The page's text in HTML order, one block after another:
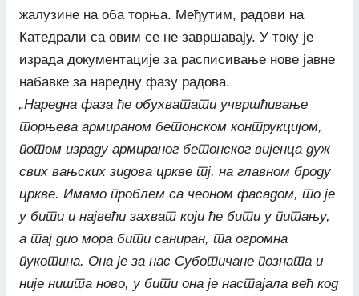
жалузине на оба торња. Међутим, радови на
Катедрали са овим се не завршавају. У току је
израда документације за расписивање нове јавне
набавке за наредну фазу радова.
„Наредна фаза ће обухватати учвршћивање
торњева армираном бетонском контрукцијом,
потом израду армираног бетонског вијенца дуж
свих вањских зидова цркве тј. на главном броду
цркве. Имамо проблем са чеоном фасадом, то је
у бити и највећи захват који ће бити у питању,
а тај дио мора бити саниран, та огромна
пукотина. Она је за нас Суботичане позната и
није ништа ново, у бити она је настајала већ код